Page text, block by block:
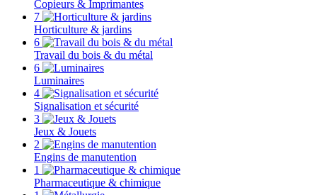
Copieurs & Imprimantes
7
Horticulture & jardins
6
Travail du bois & du métal
6
Luminaires
4
Signalisation et sécurité
3
Jeux & Jouets
2
Engins de manutention
1
Pharmaceutique & chimique